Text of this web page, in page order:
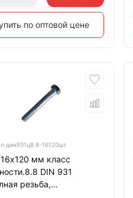
по оптовой цене
дин931ц8.8-16120шт
16х120 мм класс
DIN 931
резьба,